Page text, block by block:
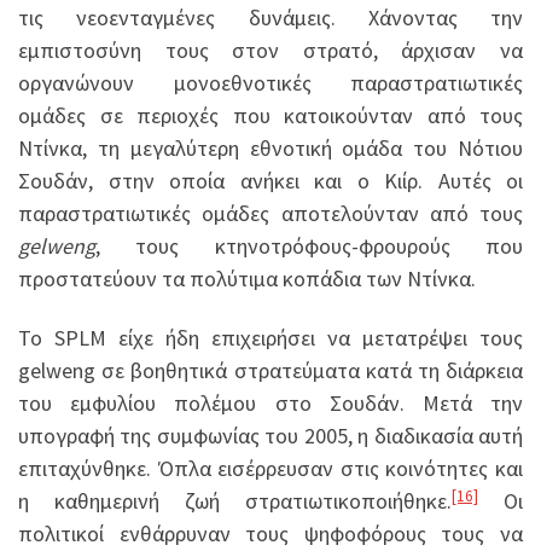
τις νεοενταγμένες δυνάμεις. Χάνοντας την
εμπιστοσύνη τους στον στρατό, άρχισαν να
οργανώνουν μονοεθνοτικές παραστρατιωτικές
ομάδες σε περιοχές που κατοικούνταν από τους
Ντίνκα, τη μεγαλύτερη εθνοτική ομάδα του Νότιου
Σουδάν, στην οποία ανήκει και ο Κιίρ. Αυτές οι
παραστρατιωτικές ομάδες αποτελούνταν από τους
gelweng, τους κτηνοτρόφους-φρουρούς που
προστατεύουν τα πολύτιμα κοπάδια των Ντίνκα.
Το SPLM είχε ήδη επιχειρήσει να μετατρέψει τους
gelweng σε βοηθητικά στρατεύματα κατά τη διάρκεια
του εμφυλίου πολέμου στο Σουδάν. Μετά την
υπογραφή της συμφωνίας του 2005, η διαδικασία αυτή
επιταχύνθηκε. Όπλα εισέρρευσαν στις κοινότητες και
η καθημερινή ζωή στρατιωτικοποιήθηκε.[16]
Οι
πολιτικοί ενθάρρυναν τους ψηφοφόρους τους να